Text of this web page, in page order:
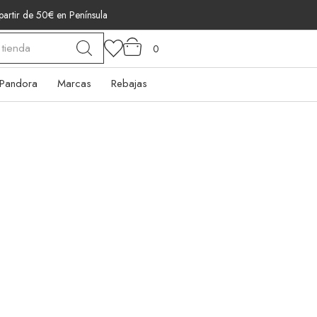
de 50€ en Península
0
Pandora Marcas Rebajas